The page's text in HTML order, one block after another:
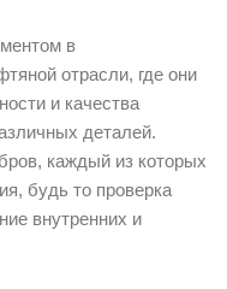
в
отрасли, где они
и качества
деталей.
каждый из которых
будь то проверка
внутренних и